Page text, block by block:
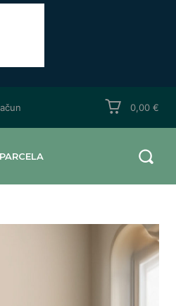
0,00 €